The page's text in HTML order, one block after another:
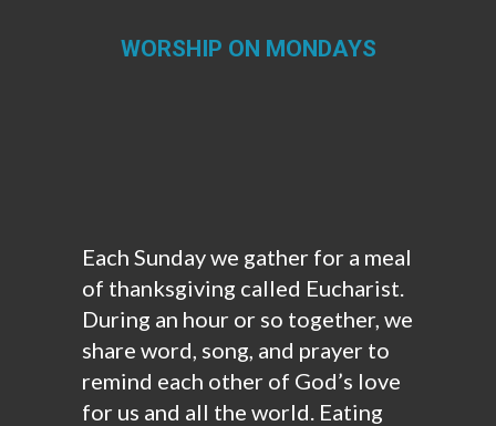
WORSHIP ON MONDAYS
Each Sunday we gather for a meal
of thanksgiving called Eucharist.
During an hour or so together, we
share word, song, and prayer to
remind each other of God’s love
for us and all the world. Eating